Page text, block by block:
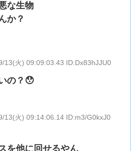
な生物
か？
13(火) 09:09:03.43 ID:Dx83hJJU0
の？😯
13(火) 09:14:06.14 ID:m3/G0kxJ0
を他に回せるやん